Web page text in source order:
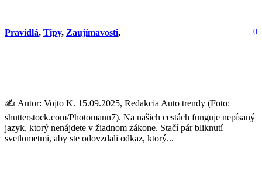
Pravidlá, Tipy, Zaujímavosti, 0
✍️ Autor: Vojto K. 15.09.2025, Redakcia Auto trendy (Foto:
shutterstock.com/Photomann7). Na našich cestách funguje nepísaný
jazyk, ktorý nenájdete v žiadnom zákone. Stačí pár bliknutí
svetlometmi, aby ste odovzdali odkaz, ktorý...